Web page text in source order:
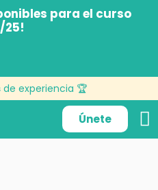
para el curso
25!
de experiencia 🏆
Únete
canoas